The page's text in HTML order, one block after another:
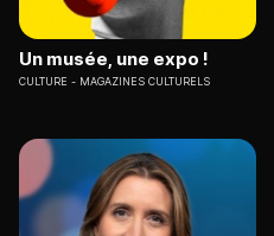
Un musée, une expo !
CULTURE MAGAZINES CULTURELS